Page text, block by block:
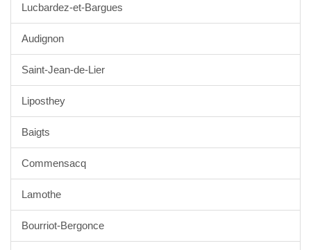
Lucbardez-et-Bargues
Audignon
Saint-Jean-de-Lier
Liposthey
Baigts
Commensacq
Lamothe
Bourriot-Bergonce